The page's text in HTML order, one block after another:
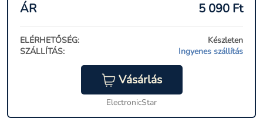
ÁR 5 090 Ft
ELÉRHETŐSÉG:
Készleten
SZÁLLÍTÁS:
Ingyenes szállítás
Vásárlás
ElectronicStar